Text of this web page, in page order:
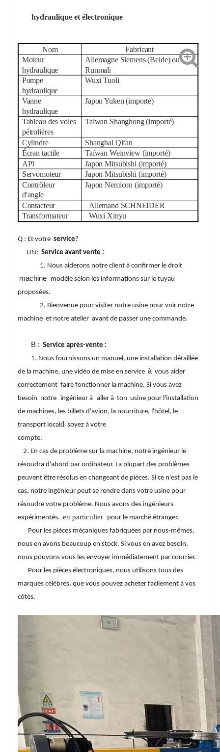
hydraulique et électronique
Nom
Fabricant
Moteur
hydraulique
Allemagne Siemens (Beide) ou
Runmali
Pompe
hydraulique
Wuxi Tuoli
Vanne
hydraulique
Japon Yuken (importé)
Tableau des voies
pétrolières
Taiwan Shanghong (importé)
Cylindre
Shanghai Qifan
Écran tactile
Taïwan Weinview (importé)
API
Japon Mitsubishi (importé)
Servomoteur
Japon Mitsubishi (importé)
Contrôleur
d'angle
Japon Nemicon (importé)
Contacteur Allemand SCHNEIDER
Transformateur Wuxi Xinyu
Q : Et votre service?
UN: Service avant vente :
1. Nous aiderons notre client à confirmer le droit
machine modèle selon les informations sur le tuyau
proposées.
2. Bienvenue pour visiter notre usine pour voir notre
machine et notre atelier avant de passer une commande.
B : Service après-vente :
1. Nous fournissons un manuel, une installation détaillée
de la machine, une vidéo de mise en service àvous aider
correctement faire fonctionner la machine. Si vous avez
besoin notre ingénieur à aller à ton usine pour l'installation
de machines, les billets d'avion, la nourriture, l'hôtel, le
transport local d soyez à votre
compte.
2. En cas de problème sur la machine, notre ingénieur le
résoudra d'abord par ordinateur. La plupart des problèmes
peuvent être résolus en changeant de pièces. Si ce n'est pas le
cas, notre ingénieur peut se rendre dans votre usine pour
résoudre votre problème. Nous avons des ingénieurs
expérimentés. en particulier pour le marché étranger.
Pour les pièces mécaniques fabriquées par nous-mêmes,
nous en avons beaucoup en stock. Si vous en avez besoin,
nous pouvons vous les envoyer immédiatement par courrier.
Pour les pièces électroniques, nous utilisons tous des
marques célèbres, que vous pouvez acheter facilement à vos
côtés.